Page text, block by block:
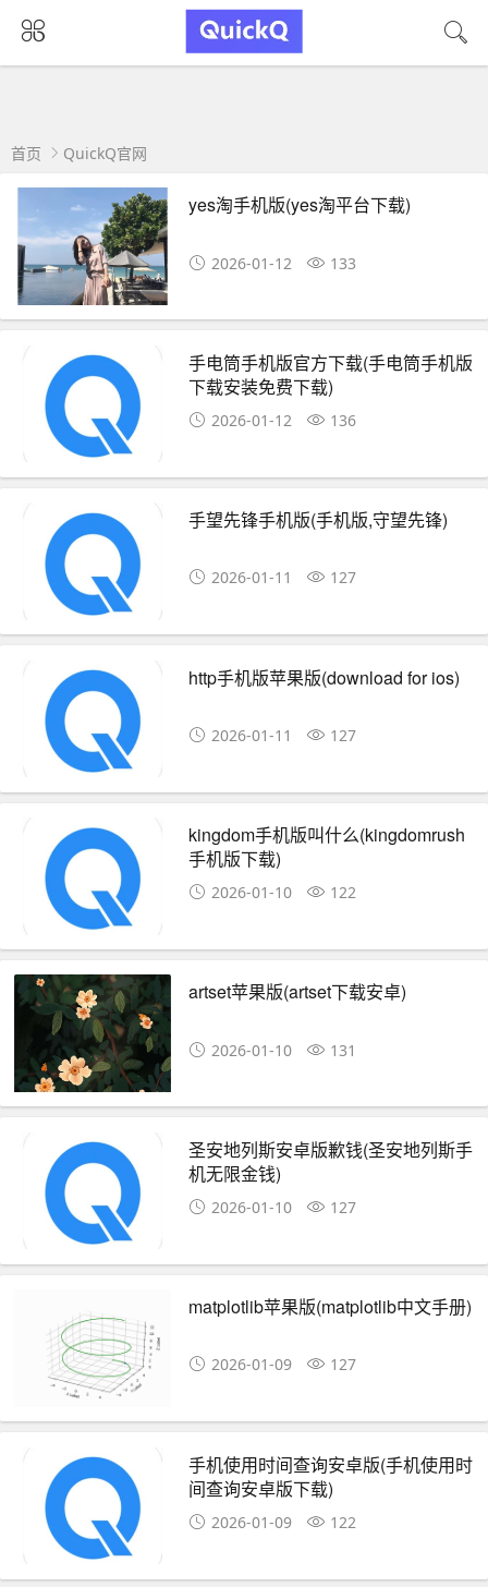
首页 QuickQ官网
yes淘手机版(yes淘平台下载)
2026-01-12 133
手电筒手机版官方下载(手电筒手机版
下载安装免费下载)
2026-01-12 136
手望先锋手机版(手机版,守望先锋)
2026-01-11 127
http手机版苹果版(download for ios)
2026-01-11 127
kingdom手机版叫什么(kingdomrush
手机版下载)
2026-01-10 122
artset苹果版(artset下载安卓)
2026-01-10 131
圣安地列斯安卓版歉钱(圣安地列斯手
机无限金钱)
2026-01-10 127
matplotlib苹果版(matplotlib中文手册)
2026-01-09 127
手机使用时间查询安卓版(手机使用时
间查询安卓版下载)
2026-01-09 122